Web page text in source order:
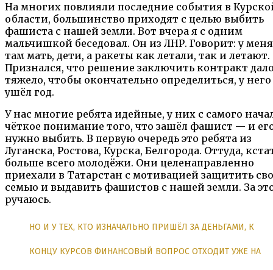
На многих повлияли последние события в
области, большинство приходят с целью выбить
фашиста с нашей земли. Вот вчера я с одним
мальчишкой беседовал. Он из ЛНР. Говорит: у меня
там мать, дети, а ракеты как летали, так и летают.
Признался, что решение заключить контракт
тяжело, чтобы окончательно определиться, у него
ушёл год.
У нас многие ребята идейные, у них с самого
чёткое понимание того, что зашёл фашист — и
нужно выбить. В первую очередь это ребята из
Луганска, Ростова, Курска, Белгорода. Оттуда,
больше всего молодёжи. Они целенаправленно
приехали в Татарстан с мотивацией защитить
семью и выдавить фашистов с нашей земли. За
ручаюсь.
НО И У ТЕХ, КТО ИЗНАЧАЛЬНО ПРИШЁЛ ЗА ДЕНЬГАМИ, К
КОНЦУ КУРСОВ ФИНАНСОВЫЙ ВОПРОС ОТХОДИТ УЖЕ НА